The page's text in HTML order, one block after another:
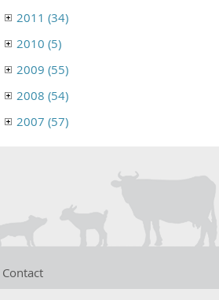
2011 (34)
2010 (5)
2009 (55)
2008 (54)
2007 (57)
Contact